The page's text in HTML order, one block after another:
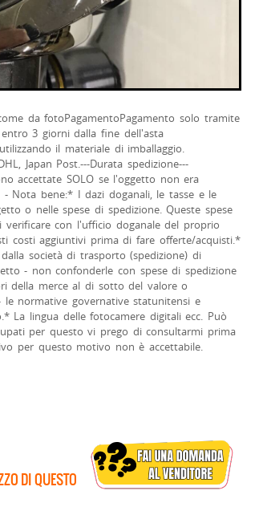
da fotoPagamentoPagamento solo tramite
3 giorni dalla fine dell'asta
il materiale di imballaggio.
Japan Post.---Durata spedizione---
accettate SOLO se l'oggetto non era
Nota bene:* I dazi doganali, le tasse e le
o nelle spese di spedizione. Queste spese
con l'ufficio doganale del proprio
costi aggiuntivi prima di fare offerte/acquisti.*
società di trasporto (spedizione) di
- non confonderle con spese di spedizione
della merce al di sotto del valore o
normative governative statunitensi e
La lingua delle fotocamere digitali ecc. Può
per questo vi prego di consultarmi prima
per questo motivo non è accettabile.
DI QUESTO